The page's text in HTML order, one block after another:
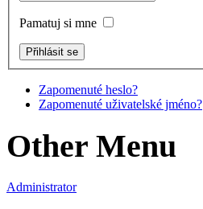
Pamatuj si mne
Zapomenuté heslo?
Zapomenuté uživatelské jméno?
Other Menu
Administrator